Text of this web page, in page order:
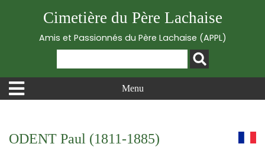
Cimetière du Père Lachaise
Amis et Passionnés du Père Lachaise (APPL)
Menu
ODENT Paul (1811-1885)